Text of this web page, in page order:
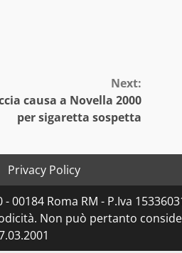
Next:
causa a Novella 2000
per sigaretta sospetta
Privacy Policy
Roma RM - P.Iva
Non può pertanto